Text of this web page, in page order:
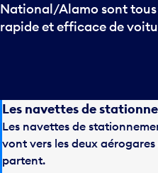
National/Alamo sont
rapide et efficace de
Les navettes de
Les navettes de
vont vers les deux
partent.